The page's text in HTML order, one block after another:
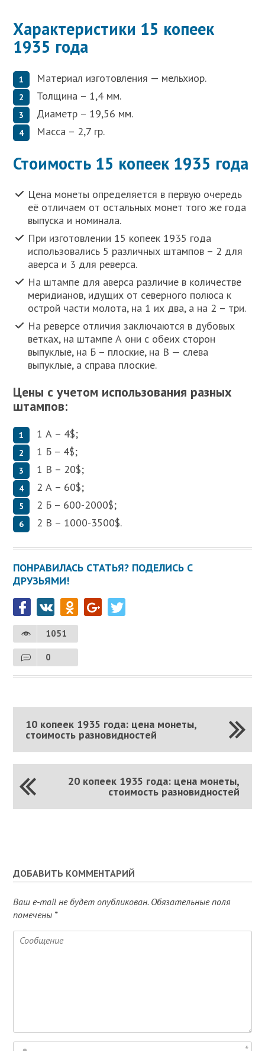
Характеристики 15 копеек
1935 года
Материал изготовления — мельхиор.
Толщина – 1,4 мм.
Диаметр – 19,56 мм.
Масса – 2,7 гр.
Стоимость 15 копеек 1935 года
Цена монеты определяется в первую очередь
её отличаем от остальных монет того же года
выпуска и номинала.
При изготовлении 15 копеек 1935 года
использовались 5 различных штампов – 2 для
аверса и 3 для реверса.
На штампе для аверса различие в количестве
меридианов, идущих от северного полюса к
острой части молота, на 1 их два, а на 2 – три.
На реверсе отличия заключаются в дубовых
ветках, на штампе А они с обеих сторон
выпуклые, на Б – плоские, на В — слева
выпуклые, а справа плоские.
Цены с учетом использования разных
штампов:
1 А – 4$;
1 Б – 4$;
1 В – 20$;
2 А – 60$;
2 Б – 600-2000$;
2 В – 1000-3500$.
ПОНРАВИЛАСЬ СТАТЬЯ? ПОДЕЛИСЬ С
ДРУЗЬЯМИ!
1051
0
10 копеек 1935 года: цена монеты,
стоимость разновидностей
20 копеек 1935 года: цена монеты,
стоимость разновидностей
ДОБАВИТЬ КОММЕНТАРИЙ
Ваш e-mail не будет опубликован.Обязательные поля
помечены *